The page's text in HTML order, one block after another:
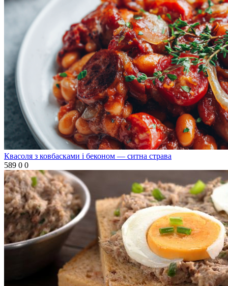
Квасоля з ковбасками і беконом — ситна страва
589 0 0